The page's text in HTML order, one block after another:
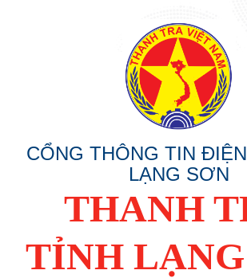
CỔNG THÔNG TIN
LẠNG SƠN
THANH
TỈNH LẠNG